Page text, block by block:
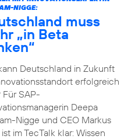
NIGGE:
muss
„in Beta
Deutschland in Zukunft
erfolgreich
Für SAP-
Deepa
Nigge und CEO Markus
ist im TecTalk klar: Wissen